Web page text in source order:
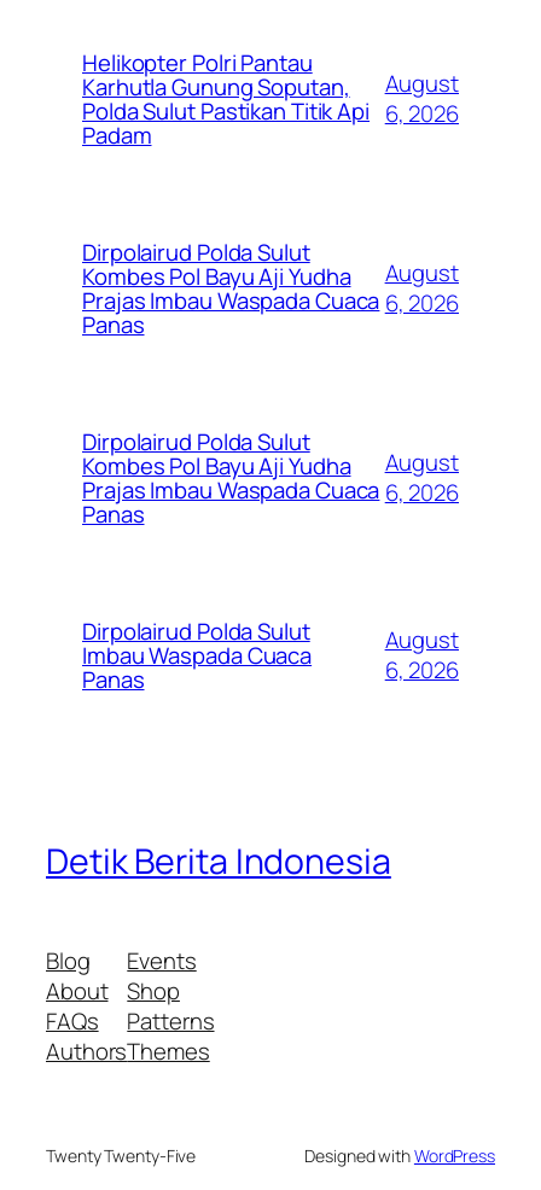
Helikopter Polri Pantau
Karhutla Gunung Soputan,
Polda Sulut Pastikan Titik Api
Padam
August
6, 2026
Dirpolairud Polda Sulut
Kombes Pol Bayu Aji Yudha
Prajas Imbau Waspada Cuaca
Panas
August
6, 2026
Dirpolairud Polda Sulut
Kombes Pol Bayu Aji Yudha
Prajas Imbau Waspada Cuaca
Panas
August
6, 2026
Dirpolairud Polda Sulut
Imbau Waspada Cuaca
Panas
August
6, 2026
Detik Berita Indonesia
Blog
About
FAQs
Authors
Events
Shop
Patterns
Themes
Twenty Twenty-Five Designed withWordPress